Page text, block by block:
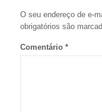
O seu endereço de e-
obrigatórios são
Comentário *